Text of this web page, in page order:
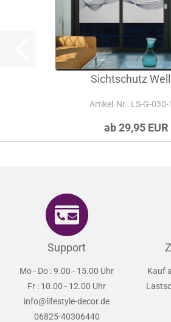
Sichtschutz
Artikel‑Nr.: LS-G-030-
ab 29,95 EUR
Support
Mo - Do : 9.00 - 15.00 Uhr
Fr : 10.00 - 12.00 Uhr
info@lifestyle-decor.de
06825-40306440
Kauf